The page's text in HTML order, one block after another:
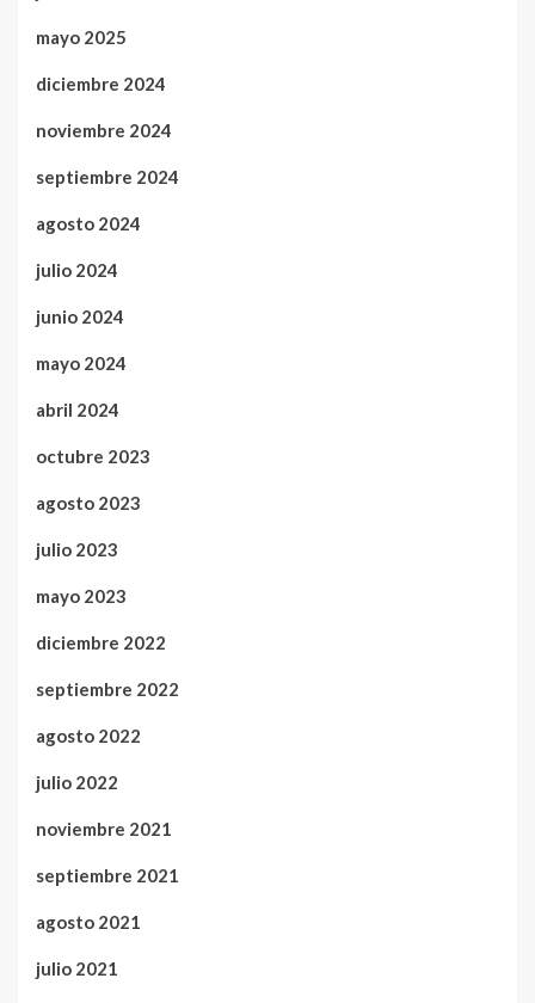
mayo 2025
diciembre 2024
noviembre 2024
septiembre 2024
agosto 2024
julio 2024
junio 2024
mayo 2024
abril 2024
octubre 2023
agosto 2023
julio 2023
mayo 2023
diciembre 2022
septiembre 2022
agosto 2022
julio 2022
noviembre 2021
septiembre 2021
agosto 2021
julio 2021